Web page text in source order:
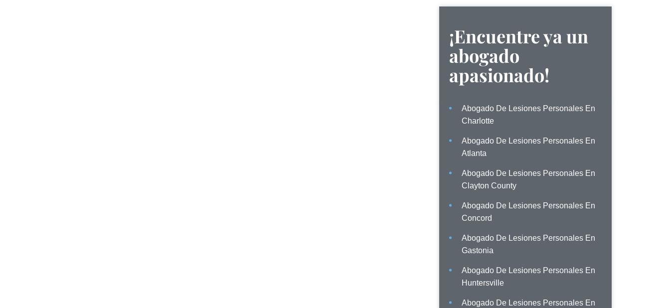
¡Encuentre ya un
abogado
apasionado!
Abogado De Lesiones Personales En
Charlotte
Abogado De Lesiones Personales En
Atlanta
Abogado De Lesiones Personales En
Clayton County
Abogado De Lesiones Personales En
Concord
Abogado De Lesiones Personales En
Gastonia
Abogado De Lesiones Personales En
Huntersville
Abogado De Lesiones Personales En